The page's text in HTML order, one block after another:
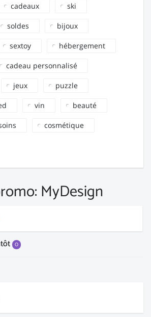
cadeaux ski
soldes bijoux
sextoy hébergement
cadeau personnalisé
jeux puzzle
vin beauté
cosmétique
MyDesign
0